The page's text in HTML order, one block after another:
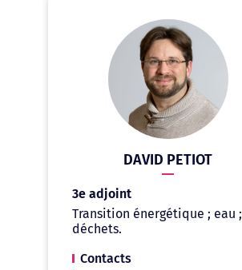
DAVID PETIOT
3e adjoint
Transition énergétique ; eau ;
déchets.
Contacts